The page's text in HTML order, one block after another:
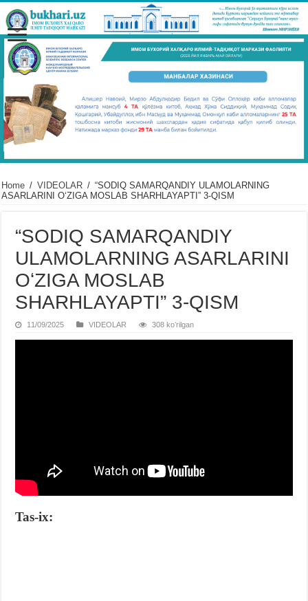
Home / VIDЕOLAR / “SODIQ SAMARQANDIY ULAMOLARNING
ASARLARINI OʻZIGA MOSLAB SHARHLAYAPTI” 3-QISM
“SODIQ SAMARQANDIY
ULAMOLARNING ASARLARINI
OʻZIGA MOSLAB
SHARHLAYAPTI” 3-QISM
11/09/2025 VIDЕOLAR 308 koʻrilgan
Tas-ix: